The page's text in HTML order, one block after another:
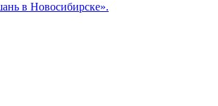
в Новосибирске».